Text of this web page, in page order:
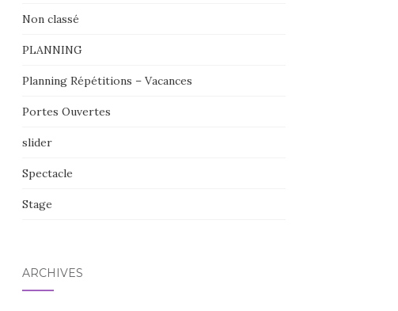
Non classé
PLANNING
Planning Répétitions – Vacances
Portes Ouvertes
slider
Spectacle
Stage
ARCHIVES